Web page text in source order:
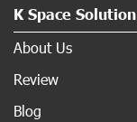
K Space Solution
About Us
Review
Blog